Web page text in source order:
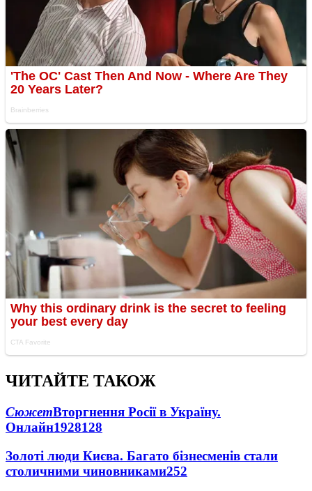
ЧИТАЙТЕ ТАКОЖ
СюжетВторгнення Росії в Україну.
Онлайн1928128
Золоті люди Києва. Багато бізнесменів стали
столичними чиновниками252